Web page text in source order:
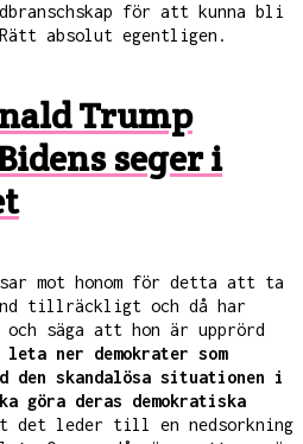
för att kunna bli
absolut egentligen.
Trump
seger i
mot honom för detta att ta
tillräckligt och då har
säga att hon är upprörd
ner demokrater som
den skandalösa situationen i
göra deras demokratiska
det leder till en nedsorkning